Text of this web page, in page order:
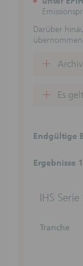
Darüber
Archiv
Es
Endgültige
Ergebnisse
IHS
Tranche